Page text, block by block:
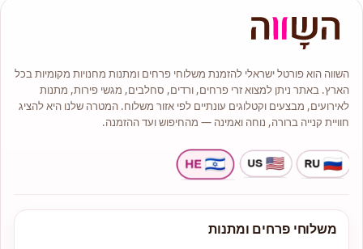
השווה הוא פורטל ישראלי להזמנת משלוחי פרחים ומתנות מחנויות מקומיות בכל
הארץ. באתר ניתן למצוא זרי פרחים, ורדים, סחלבים, מגשי פירות, מתנות
לאירועים, מבצעים וקטלוגים עונתיים לפי אזור משלוח. המטרה שלנו היא להציג
חוויית קנייה ברורה, נוחה ואמינה — מהחיפוש ועד ההזמנה.
משלוחי פרחים ומתנות